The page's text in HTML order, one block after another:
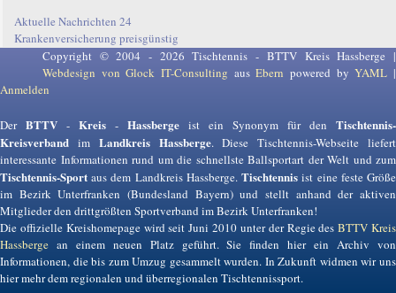
Aktuelle Nachrichten 24
Krankenversicherung preisgünstig
Copyright © 2004 - 2026 Tischtennis - BTTV Kreis Hassberge |
Webdesign von Glock IT-Consulting ausEbern powered byYAML |
Anmelden
Der BTTV - Kreis - Hassberge ist ein Synonym für den Tischtennis-
Kreisverband im Landkreis Hassberge. Diese Tischtennis-Webseite liefert
interessante Informationen rund um die schnellste Ballsportart der Welt und zum
Tischtennis-Sport aus dem Landkreis Hassberge.Tischtennis ist eine feste Größe
im Bezirk Unterfranken (Bundesland Bayern) und stellt anhand der aktiven
Mitglieder den drittgrößten Sportverband im Bezirk Unterfranken!
Die offizielle Kreishomepage wird seit Juni 2010 unter der Regie desBTTV Kreis
Hassberge an einem neuen Platz geführt. Sie finden hier ein Archiv von
Informationen, die bis zum Umzug gesammelt wurden. In Zukunft widmen wir uns
hier mehr dem regionalen und überregionalen Tischtennissport.